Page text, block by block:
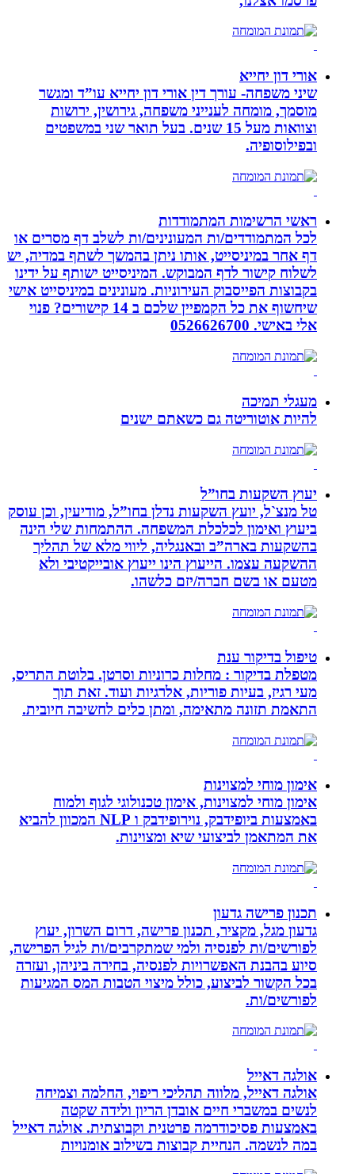
אורי דון יחייא
שיני משפחה- עורך דין אורי דון יחייא עו”ד ומגשר
מוסמך, מומחה לענייני משפחה, גירושין, ירושות
וצוואות מעל 15 שנים. בעל תואר שני במשפטים
ובפילוסופיה.
ראשי הרשימות המתמודדות
לכל המתמודדים/ות המעונינים/ות לשלב דף מסרים או
דף אחר במיניסייט, אותו ניתן בהמשך לשתף במדיה, יש
לשלוח קישור לדף המבוקש. המיניסייט ישותף על ידינו
בקבוצות הפייסבוק העירוניות. מעונינים במיניסייט אישי
שיחשוף את כל הקמפיין שלכם ב 14 קישורים? פנוי
אלי באישי. 0526626700
מעגלי תמיכה
להיות אוטוריטה גם כשאתם ישנים
יעוץ השקעות בחו”ל
טל מנצ`ל, יועץ השקעות נדלן בחו”ל, מודיעין, וכן עוסק
ביעוץ ואימון לכלכלת המשפחה. ההתמחות שלי הינה
בהשקעות בארה”ב ובאנגליה, ליווי מלא של תהליך
ההשקעה עצמו. הייעוץ הינו ייעוץ אובייקטיבי ולא
מטעם או בשם חברה/יזם כלשהו.
טיפול בדיקור ענת
מטפלת בדיקור : מחלות כרוניות וסרטן. בלוטת התריס,
מעי רגיז, בעיות פוריות, אלרגיות ועוד. זאת תוך
התאמת תזונה מתאימה, ומתן כלים לחשיבה חיובית.
אימון מוחי למצוינות
אימון מוחי למצוינות, אימון טכנולוגי לגוף ולמוח
באמצעות ביופידבק, נוירופידבק ו NLP המכוון להביא
את המתאמן לביצועי שיא ומצוינות.
תכנון פרישה גדעון
גדעון מגל, מקציר, תכנון פרישה, דרום השרון, יעוץ
לפורשים/ות לפנסיה ולמי שמתקרבים/ות לגיל הפרישה,
סיוע בהבנת האפשרויות לפנסיה, בחירה ביניהן, ועזרה
בכל הקשור לביצוע, כולל מיצוי הטבות המס המגיעות
לפורשים/ות.
אולגה דאייל
אולגה דאייל, מלווה תהליכי ריפוי, החלמה וצמיחה
לנשים במשברי חיים אובדן הריון ולידה שקטה
באמצעות פסיכודרמה פרטנית וקבוצתית. אולגה דאייל
במה לנשמה. ‏הנחיית קבוצות בשילוב אומנויות‏